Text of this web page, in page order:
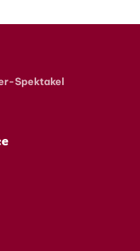
Spektakel